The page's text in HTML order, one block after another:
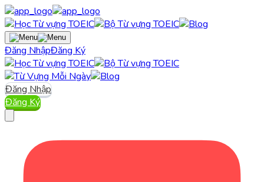
Đăng NhậpĐăng Ký
Đăng Nhập
Đăng Ký